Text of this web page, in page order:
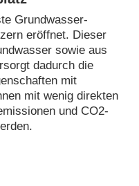
Grundwasser-
eröffnet. Dieser
sowie aus
dadurch die
mit
mit wenig direkten
und CO2-